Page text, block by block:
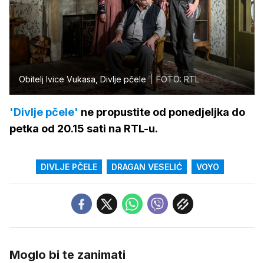
Obitelj Ivice Vukasa, Divlje pčele FOTO: RTL
'Divlje pčele' ne propustite od ponedjeljka do
petka od 20.15 sati na RTL-u.
DIVLJE PČELE DRAGAN VESELIĆ VOYO
Moglo bi te zanimati